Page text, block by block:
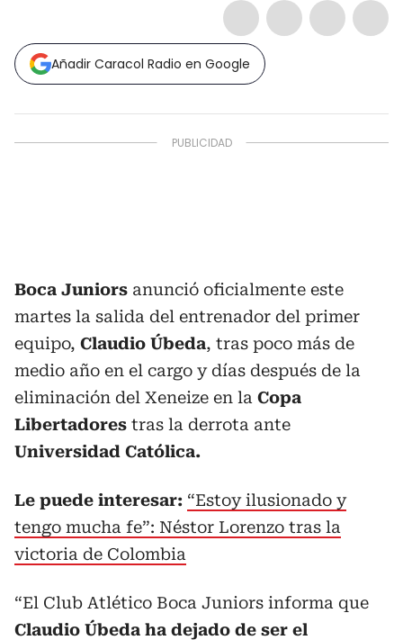
Añadir Caracol Radio en Google
Boca Juniors anunció oficialmente este
martes la salida del entrenador del primer
equipo, Claudio Úbeda, tras poco más de
medio año en el cargo y días después de la
eliminación del Xeneize en la Copa
Libertadores tras la derrota ante
Universidad Católica.
Le puede interesar: “Estoy ilusionado y
tengo mucha fe”: Néstor Lorenzo tras la
victoria de Colombia
“El Club Atlético Boca Juniors informa que
Claudio Úbeda ha dejado de ser el